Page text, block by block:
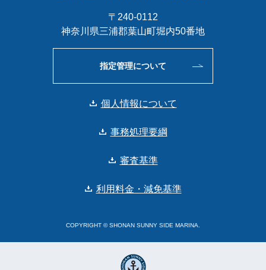
〒240-0112
神奈川県三浦郡葉山町堀内50番地
指定管理について
個人情報について
事務処理要綱
審査基準
利用料金・減免基準
COPYRIGHT © SHONAN SUNNY SIDE MARINA.